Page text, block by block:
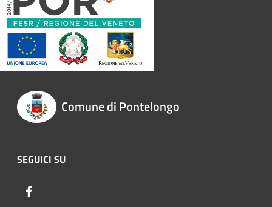
Comune di Pontelongo
SEGUICI SU